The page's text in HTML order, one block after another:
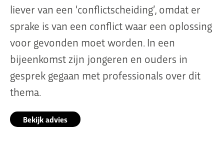
liever van een ‘conflictscheiding’, omdat er
sprake is van een conflict waar een oplossing
voor gevonden moet worden. In een
bijeenkomst zijn jongeren en ouders in
gesprek gegaan met professionals over dit
thema.
Bekijk advies